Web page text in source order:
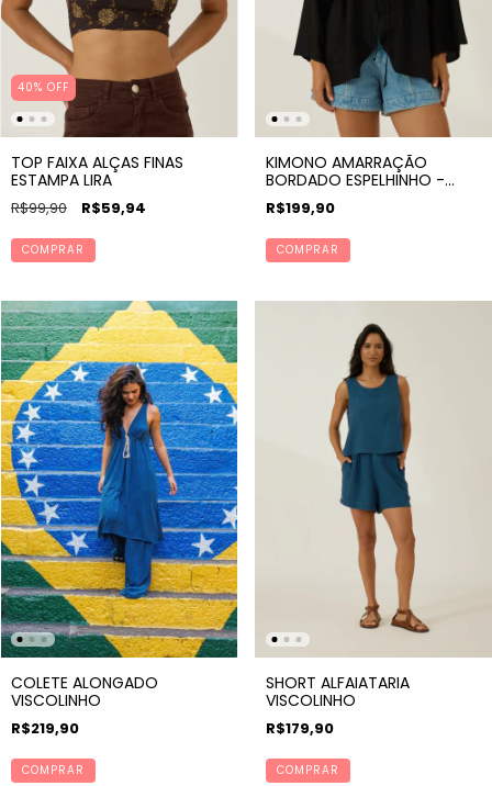
40% OFF
TOP FAIXA ALÇAS FINAS
ESTAMPA LIRA
R$99,90 R$59,94
COMPRAR
KIMONO AMARRAÇÃO
BORDADO ESPELHINHO -
VIBRA
R$199,90
COMPRAR
COLETE ALONGADO
VISCOLINHO
R$219,90
COMPRAR
SHORT ALFAIATARIA
VISCOLINHO
R$179,90
COMPRAR